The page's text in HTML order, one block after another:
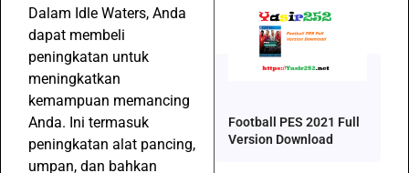
Dalam Idle Waters, Anda
dapat membeli
peningkatan untuk
meningkatkan
kemampuan memancing
Anda. Ini termasuk
peningkatan alat pancing,
umpan, dan bahkan
Football PES 2021 Full
Version Download